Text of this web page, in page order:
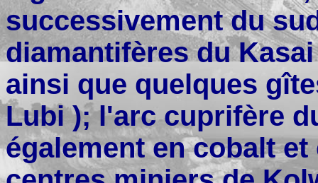
successivement du
diamantifères du
ainsi que quelques
Lubi ); l'arc cuprifère
également en cobalt